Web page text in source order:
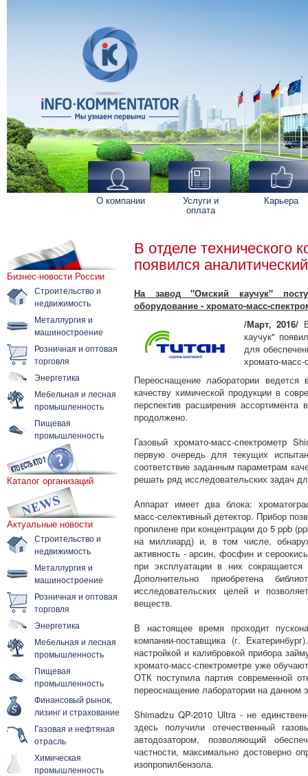
О компании Услуги и
оплата
Карьера
Бизнес-новости России
Строительство и
недвижимость
Металлургия и
машиностроение
Розничная и оптовая
торговля
Энергетика
Мебельная и лесная
промышленность
Пищевая
промышленность
Каталог организаций
Актуальные новости
Строительство и
недвижимость
Металлургия и
машиностроение
Розничная и оптовая
торговля
Энергетика
Мебельная и лесная
промышленность
Пищевая
промышленность
Финансовый рынок,
лизинг и страхование
Газовая и нефтяная
отрасль
Химическая
промышленность
В отделе технического
появился
На завод "Омский каучук"
оборудование - хромато-масс-
/Март, 2016/
каучук"
для
хромато-масс-
Переоснащение лаборатории
качеству химической продукции в
перспектив расширения
продолжено.
Газовый хромато-масс-спектрометр
первую очередь для текущих
соответствие заданным параметрам
решать ряд исследовательских задач
Аппарат имеет два блока:
масс-селективный детектор. Прибор
пропилене при концентрации до 5 ppb
на миллиард) и, в том числе,
активность - арсин, фосфин и
при эксплуатации в них сокращается
Дополнительно приобретена
исследовательских целей и
веществ.
В настоящее время проходит
компании-поставщика (г.
настройкой и калибровкой прибора
хромато-масс-спектрометре уже
ОТК поступила партия современной
переоснащение лаборатории на данном
Shimadzu QP-2010 Ultra - не
здесь получили отечественный
автодозатором, позволяющий
частности, максимально достоверно
изопропилбензола.